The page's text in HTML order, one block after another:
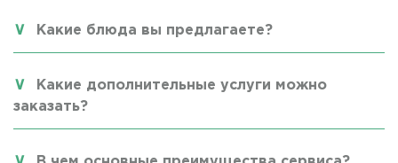
Какие блюда вы предлагаете?
Какие дополнительные услуги можно
заказать?